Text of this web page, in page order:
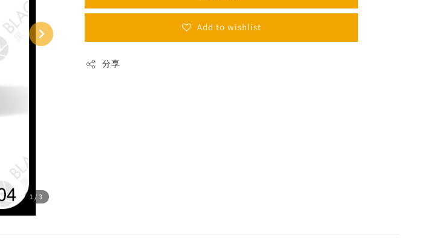
1/3
Add to wishlist
分享